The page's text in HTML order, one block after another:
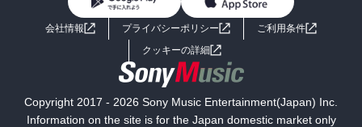
ライトノベル 男子向けラノベ
小説
海外小説
ミステリー SF
よくあるご質問 お問い合わせ
会社情報 プライバシーポリシー
ご利用条件
クッキーの詳細
Copyright 2017 - 2026 Sony Music Entertainment(Japan) Inc.
Information on the site is for the Japan domestic market only